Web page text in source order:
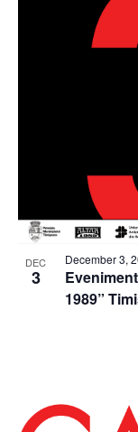
DEC
3
1989”
December 3,